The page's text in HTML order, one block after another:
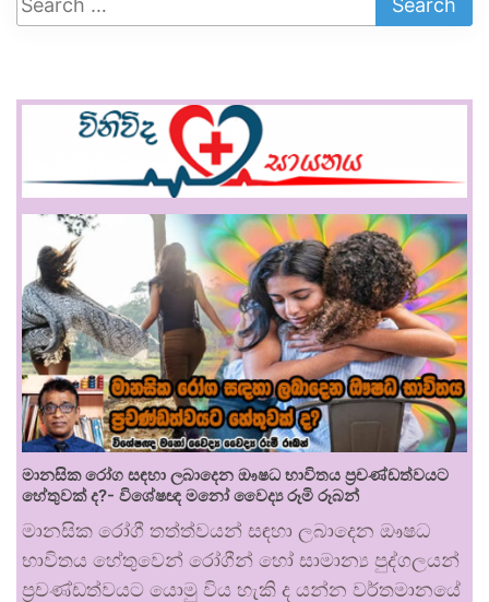
මානසික රෝග සඳහා ලබාදෙන ඖෂධ භාවිතය ප්‍රචණ්ඩත්වයට
හේතුවක් ද?- විශේෂඥ මනෝ වෛද්‍ය රූමි රූබන්
මානසික රෝගී තත්ත්වයන් සඳහා ලබාදෙන ඖෂධ
භාවිතය හේතුවෙන් රෝගීන් හෝ සාමාන්‍ය පුද්ගලයන්
ප්‍රචණ්ඩත්වයට යොමු විය හැකි ද යන්න වර්තමානයේ